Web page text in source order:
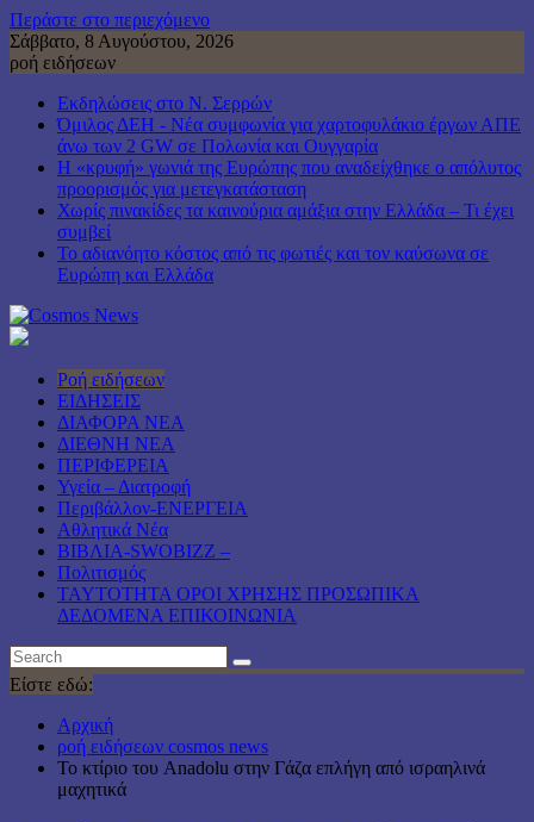
Περάστε στο περιεχόμενο
Σάββατο, 8 Αυγούστου, 2026
ροή ειδήσεων
Εκδηλώσεις στο Ν. Σερρών
Όμιλος ΔΕΗ - Νέα συμφωνία για χαρτοφυλάκιο έργων ΑΠΕ
άνω των 2 GW σε Πολωνία και Ουγγαρία
Η «κρυφή» γωνιά της Ευρώπης που αναδείχθηκε ο απόλυτος
προορισμός για μετεγκατάσταση
Χωρίς πινακίδες τα καινούρια αμάξια στην Ελλάδα – Τι έχει
συμβεί
Το αδιανόητο κόστος από τις φωτιές και τον καύσωνα σε
Ευρώπη και Ελλάδα
Ροή ειδήσεων
ΕΙΔΗΣΕΙΣ
ΔΙΑΦΟΡΑ ΝΕΑ
ΔΙΕΘΝΗ ΝΕΑ
ΠΕΡΙΦΕΡΕΙΑ
Υγεία – Διατροφή
Περιβάλλον-ΕΝΕΡΓΕΙΑ
Αθλητικά Νέα
ΒΙΒΛΙΑ-SWOBIZZ –
Πολιτισμός
TAYTOTHTA ΟΡΟΙ ΧΡΗΣΗΣ ΠΡΟΣΩΠΙΚΑ
ΔΕΔΟΜΕΝΑ ΕΠΙΚΟΙΝΩΝΙΑ
Είστε εδώ:
Αρχική
ροή ειδήσεων cosmos news
Το κτίριο του Anadolu στην Γάζα επλήγη από ισραηλινά
μαχητικά